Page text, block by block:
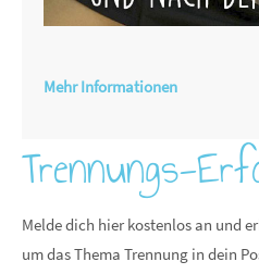
Mehr Informationen
Trennungs-
Melde dich hier kostenlos an und
um das Thema Trennung in dein